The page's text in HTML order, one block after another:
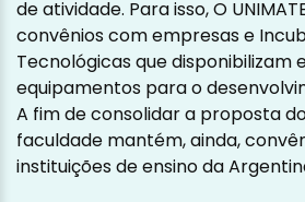
de atividade. Para isso, O
convênios com empresas e
Tecnológicas que disponibilizam
equipamentos para o
A fim de consolidar a proposta
faculdade mantém, ainda,
instituições de ensino da